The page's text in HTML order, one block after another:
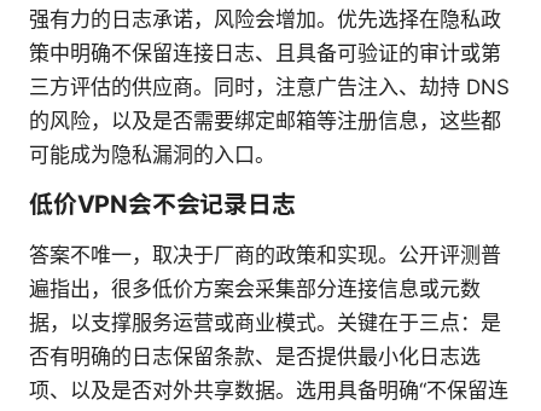
强有力的日志承诺，风险会增加。优先选择在隐私政
策中明确不保留连接日志、且具备可验证的审计或第
三方评估的供应商。同时，注意广告注入、劫持 DNS
的风险，以及是否需要绑定邮箱等注册信息，这些都
可能成为隐私漏洞的入口。
低价VPN会不会记录日志
答案不唯一，取决于厂商的政策和实现。公开评测普
遍指出，很多低价方案会采集部分连接信息或元数
据，以支撑服务运营或商业模式。关键在于三点：是
否有明确的日志保留条款、是否提供最小化日志选
项、以及是否对外共享数据。选用具备明确“不保留连